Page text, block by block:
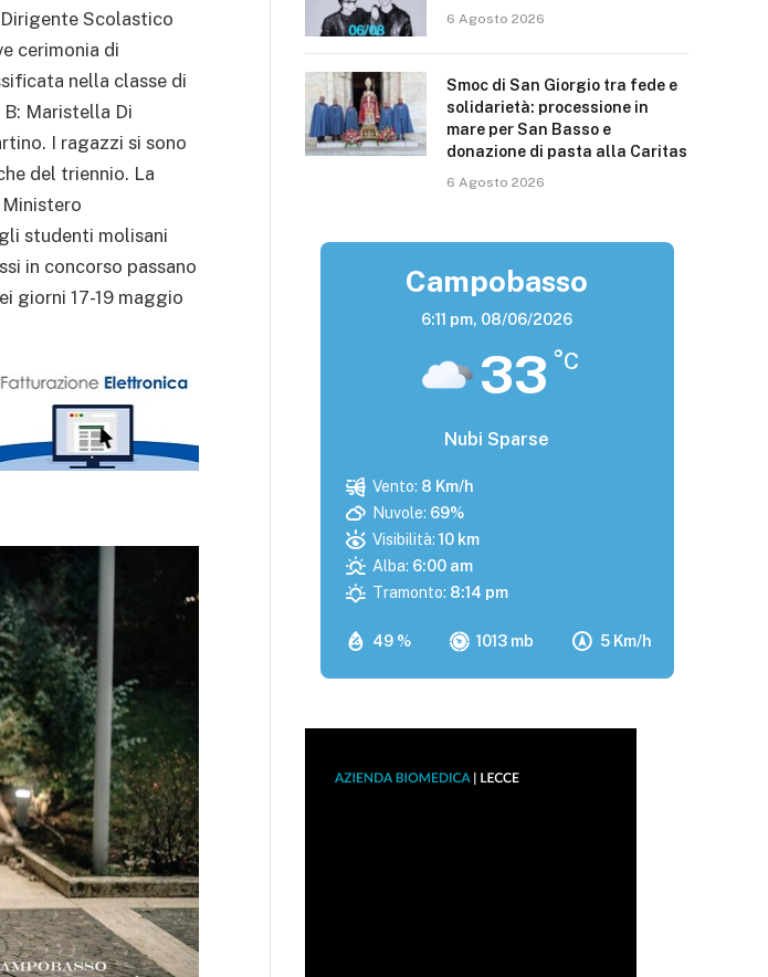
Scolastico
cerimonia di
nella classe di
Maristella Di
I ragazzi si sono
del triennio. La
studenti molisani
in concorso passano
giorni 17-19 maggio
6 Agosto 2026
Smoc di San Giorgio tra fede e
solidarietà: processione in
mare per San Basso e
donazione di pasta alla Caritas
6 Agosto 2026
Campobasso
6:11 pm, 08/06/2026
33 °C
Nubi Sparse
49 % 1013 mb 5 Km/h
Vento: 8 Km/h
Nuvole: 69%
Visibilità: 10 km
Alba: 6:00 am
Tramonto: 8:14 pm